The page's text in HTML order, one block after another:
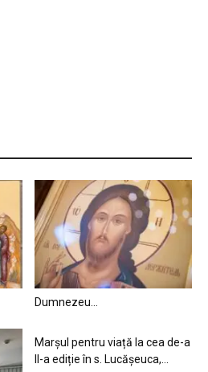
Dumnezeu…
Marșul pentru viață la cea de-a
II-a ediție în s. Lucășeuca,...